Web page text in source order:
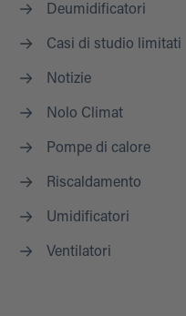
Deumidificatori
Casi di studio limitati
Notizie
Nolo Climat
Pompe di calore
Riscaldamento
Umidificatori
Ventilatori